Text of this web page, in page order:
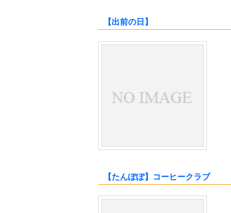
【出前の日】
【たんぽぽ】コーヒークラブ